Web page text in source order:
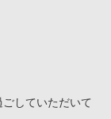
していただいて